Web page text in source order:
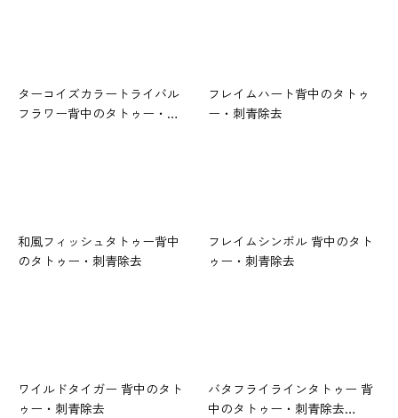
ターコイズカラートライバル
フラワー背中のタトゥー・…
フレイムハート背中のタトゥ
ー・刺青除去
和風フィッシュタトゥー背中
のタトゥー・刺青除去
フレイムシンボル 背中のタト
ゥー・刺青除去
ワイルドタイガー 背中のタト
ゥー・刺青除去
バタフライラインタトゥー 背
中のタトゥー・刺青除去…